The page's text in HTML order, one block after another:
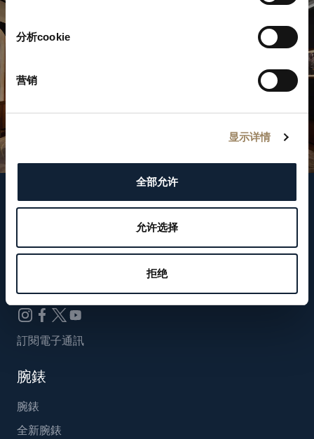
分析cookie
营销
显示详情
全部允许
允许选择
拒绝
關注我們
WeChat ID
Breguet_China
訂閱電子通訊
腕錶
腕錶
全新腕錶